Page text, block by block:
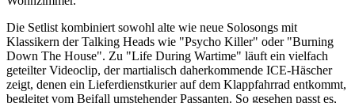
Die Setlist kombiniert sowohl alte wie neue Solosongs mit
Klassikern der Talking Heads wie "Psycho Killer" oder "Burning
Down The House". Zu "Life During Wartime" läuft ein vielfach
geteilter Videoclip, der martialisch daherkommende ICE-Häscher
zeigt, denen ein Lieferdienstkurier auf dem Klappfahrrad entkommt,
begleitet vom Beifall umstehender Passanten. So gesehen passt es,